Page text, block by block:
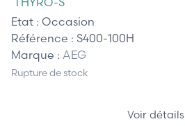
Etat : Occasion
Référence : S400-100H
Marque : AEG
Rupture de stock
Voir détails